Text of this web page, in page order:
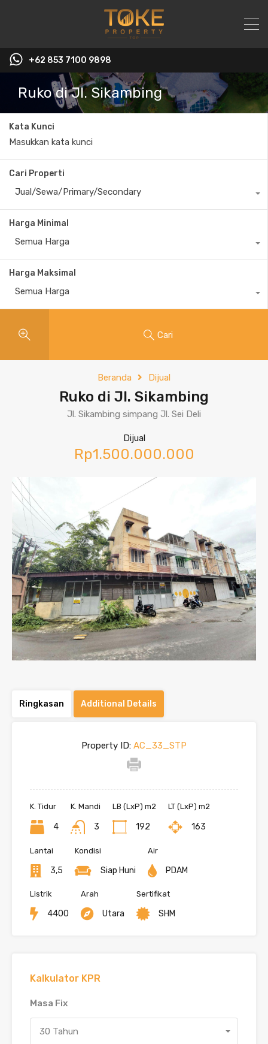
+62 853 7100 9898‬
Ruko di Jl. Sikambing
Kata Kunci
Cari Properti
Jual/Sewa/Primary/Secondary
Harga Minimal
Semua Harga
Harga Maksimal
Semua Harga
Cari
Beranda Dijual
Ruko di Jl. Sikambing
Jl. Sikambing simpang Jl. Sei Deli
Dijual
Rp1.500.000.000
Ringkasan Additional Details
Property ID: AC_33_STP
K. Tidur
4
K. Mandi
3
LB (LxP) m2
192
LT (LxP) m2
163
Lantai
3,5
Kondisi
Siap Huni
Air
PDAM
Listrik
4400
Arah
Utara
Sertifikat
SHM
Kalkulator KPR
Masa Fix
30 Tahun